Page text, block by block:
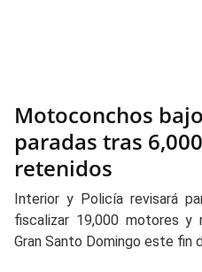
Motoconchos
paradas tras
retenidos
Interior y Policía revisará
fiscalizar 19,000 motores
Gran Santo Domingo este fin